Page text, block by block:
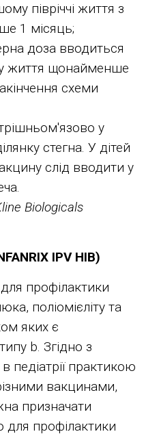
півріччі життя з
1 місяць;
вводиться
життя щонайменше
схеми
у
стегна. У дітей
слід вводити у
Biologicals
IPV HIB)
профілактики
поліомієліту та
яких є
b. Згідно з
педіатрії практикою
вакцинами,
призначати
профілактики